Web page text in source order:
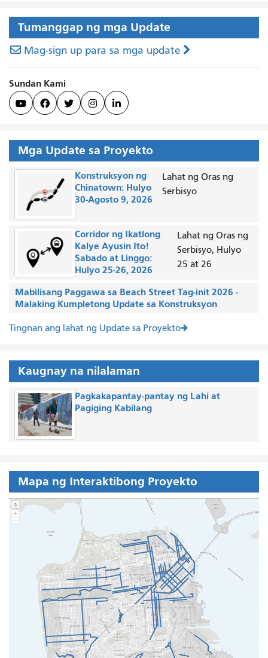
Tumanggap ng mga Update
Mag-sign up para sa mga update
Sundan Kami
    
Mga Update sa Proyekto
Konstruksyon ng
Chinatown: Hulyo
30-Agosto 9, 2026
Lahat ng Oras ng
Serbisyo
Corridor ng Ikatlong
Kalye Ayusin Ito!
Sabado at Linggo:
Hulyo 25-26, 2026
Lahat ng Oras ng
Serbisyo, Hulyo
25 at 26
Mabilisang Paggawa sa Beach Street Tag-init 2026 -
Malaking Kumpletong Update sa Konstruksyon
Tingnan ang lahat ng Update sa Proyekto
Kaugnay na nilalaman
Pagkakapantay-pantay ng Lahi at
Pagiging Kabilang
Mapa ng Interaktibong Proyekto